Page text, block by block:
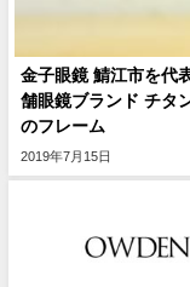
金子眼鏡 鯖江市を代
舗眼鏡ブランド チタ
のフレーム
2019年7月15日